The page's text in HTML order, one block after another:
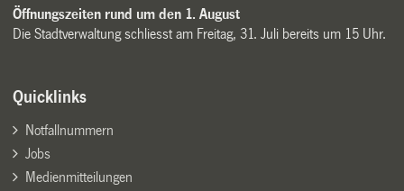
Öffnungszeiten rund um den 1. August
Die Stadtverwaltung schliesst am Freitag, 31. Juli bereits um 15 Uhr.
Quicklinks
Notfallnummern
Jobs
Medienmitteilungen